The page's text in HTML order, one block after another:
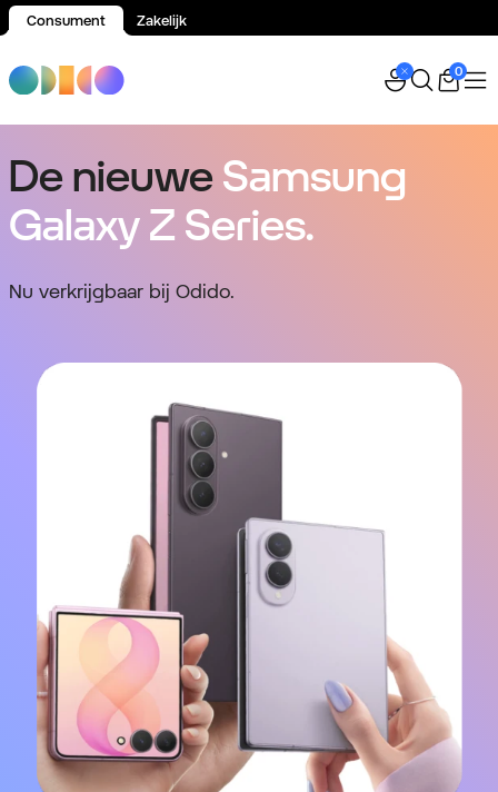
Consument Zakelijk
0
De nieuweSamsung
Galaxy Z Series.
Nu verkrijgbaar bij Odido.